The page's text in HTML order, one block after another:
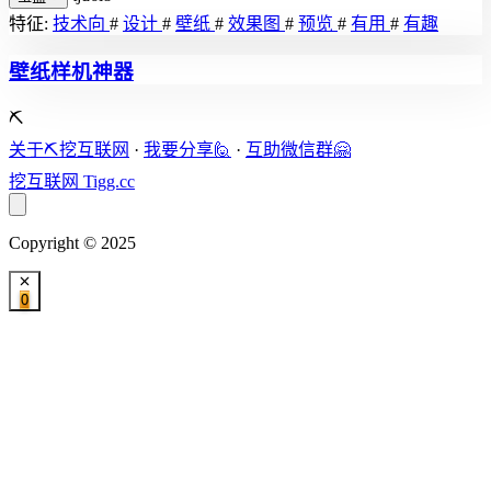
特征: 技术向 # 设计 # 壁纸 # 效果图 # 预览 # 有用 # 有趣
壁纸样机神器
⛏️
关于⛏️挖互联网 · 我要分享🙋 · 互助微信群🤗
挖互联网 Tigg.cc
Copyright © 2025
0